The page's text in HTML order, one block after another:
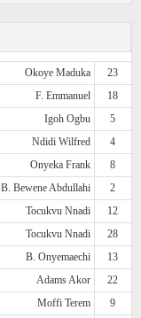
Okoye Maduka
23
F. Emmanuel
18
Igoh Ogbu
5
Ndidi Wilfred
4
Onyeka Frank
8
B. Bewene Abdullahi
2
Tocukvu Nnadi
12
Tocukvu Nnadi
28
B. Onyemaechi
13
Adams Akor
22
Moffi Terem
9